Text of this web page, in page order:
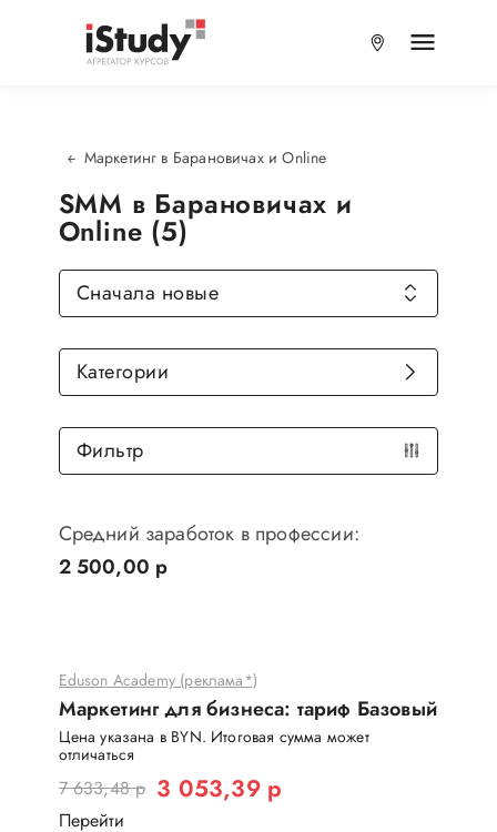
Маркетинг в Барановичах и Online
SMM в Барановичах и
Online (5)
Средний заработок в профессии:
2 500,00 р
Eduson Academy (реклама*)
Маркетинг для бизнеса: тариф Базовый
Цена указана в BYN. Итоговая сумма может
отличаться
7 633,48 р 3 053,39 р
Перейти
Сначала новые
Категории
Фильтр